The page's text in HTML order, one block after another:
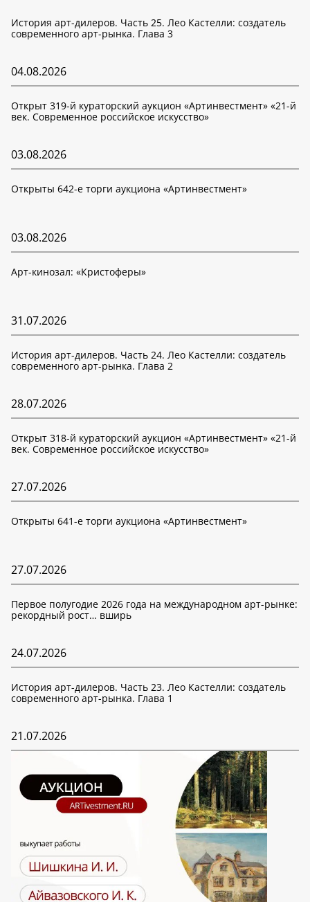
История арт-дилеров. Часть 25. Лео Кастелли: создатель
современного арт-рынка. Глава 3
04.08.2026
Открыт 319-й кураторский аукцион «Артинвестмент» «21-й
век. Современное российское искусство»
03.08.2026
Открыты 642-е торги аукциона «Артинвестмент»
03.08.2026
Арт-кинозал: «Кристоферы»
31.07.2026
История арт-дилеров. Часть 24. Лео Кастелли: создатель
современного арт-рынка. Глава 2
28.07.2026
Открыт 318-й кураторский аукцион «Артинвестмент» «21-й
век. Современное российское искусство»
27.07.2026
Открыты 641-е торги аукциона «Артинвестмент»
27.07.2026
Первое полугодие 2026 года на международном арт-рынке:
рекордный рост… вширь
24.07.2026
История арт-дилеров. Часть 23. Лео Кастелли: создатель
современного арт-рынка. Глава 1
21.07.2026